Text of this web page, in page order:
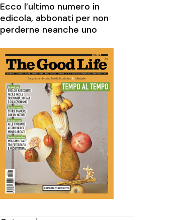
Ecco l’ultimo numero in
edicola, abbonati per non
perderne neanche uno